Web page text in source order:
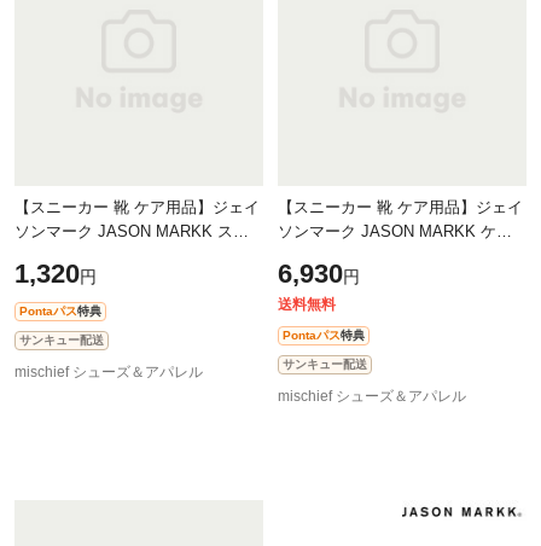
【スニーカー 靴 ケア用品】ジェイ
ソンマーク JASON MARKK スタ
ードタイプ］ [JM1002-JP SS22]
Standard
1,320円
Pontaパス特典
サンキュー配送
mischief シューズ＆アパレル
【スニーカー 靴 ケア用品】ジェイ
ソンマーク JASON MARKK ケア
ア4点セット 液体クリーナー・防水
スプ
6,930円
送料無料
Pontaパス特典
サンキュー配送
mischief シューズ＆アパレル